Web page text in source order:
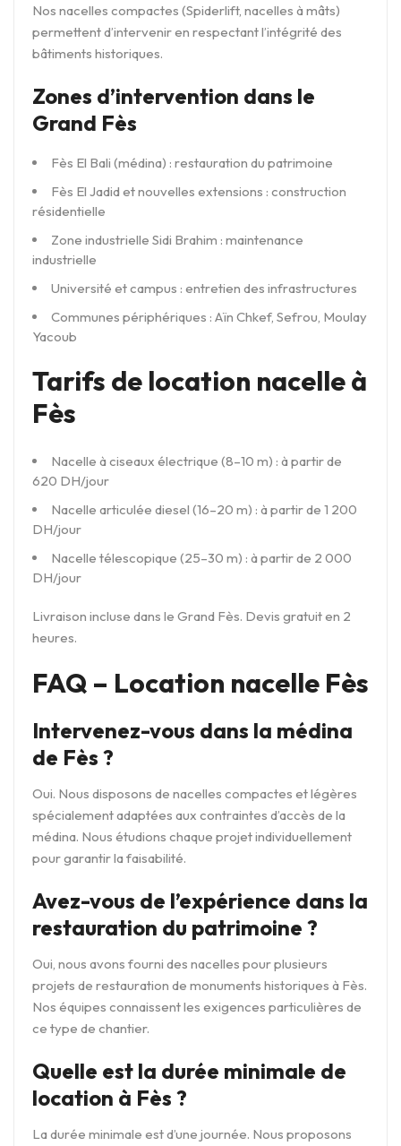
Nos nacelles compactes (Spiderlift, nacelles à mâts)
permettent d’intervenir en respectant l’intégrité des
bâtiments historiques.
Zones d’intervention dans le
Grand Fès
Fès El Bali (médina) : restauration du patrimoine
Fès El Jadid et nouvelles extensions : construction
résidentielle
Zone industrielle Sidi Brahim : maintenance
industrielle
Université et campus : entretien des infrastructures
Communes périphériques : Aïn Chkef, Sefrou, Moulay
Yacoub
Tarifs de location nacelle à
Fès
Nacelle à ciseaux électrique (8–10 m) : à partir de
620 DH/jour
Nacelle articulée diesel (16–20 m) : à partir de 1 200
DH/jour
Nacelle télescopique (25–30 m) : à partir de 2 000
DH/jour
Livraison incluse dans le Grand Fès. Devis gratuit en 2
heures.
FAQ – Location nacelle Fès
Intervenez-vous dans la médina
de Fès ?
Oui. Nous disposons de nacelles compactes et légères
spécialement adaptées aux contraintes d’accès de la
médina. Nous étudions chaque projet individuellement
pour garantir la faisabilité.
Avez-vous de l’expérience dans la
restauration du patrimoine ?
Oui, nous avons fourni des nacelles pour plusieurs
projets de restauration de monuments historiques à Fès.
Nos équipes connaissent les exigences particulières de
ce type de chantier.
Quelle est la durée minimale de
location à Fès ?
La durée minimale est d’une journée. Nous proposons